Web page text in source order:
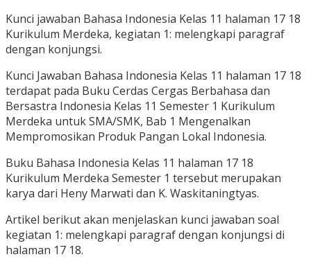
Kunci jawaban Bahasa Indonesia Kelas 11 halaman 17 18
Kurikulum Merdeka, kegiatan 1: melengkapi paragraf
dengan konjungsi.
Kunci Jawaban Bahasa Indonesia Kelas 11 halaman 17 18
terdapat pada Buku Cerdas Cergas Berbahasa dan
Bersastra Indonesia Kelas 11 Semester 1 Kurikulum
Merdeka untuk SMA/SMK, Bab 1 Mengenalkan
Mempromosikan Produk Pangan Lokal Indonesia.
Buku Bahasa Indonesia Kelas 11 halaman 17 18
Kurikulum Merdeka Semester 1 tersebut merupakan
karya dari Heny Marwati dan K. Waskitaningtyas.
Artikel berikut akan menjelaskan kunci jawaban soal
kegiatan 1: melengkapi paragraf dengan konjungsi di
halaman 17 18.